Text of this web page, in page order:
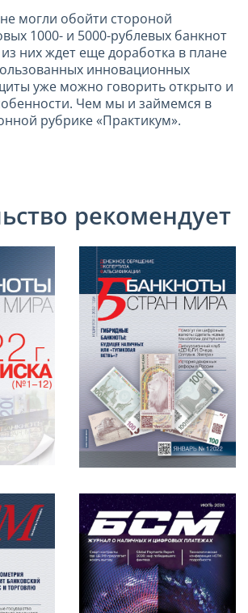
могли обойти стороной
1000- и 5000-рублевых банкнот
них ждет еще доработка в плане
инновационных
уже можно говорить открыто и
Чем мы и займемся в
рубрике «Практикум».
рекомендует